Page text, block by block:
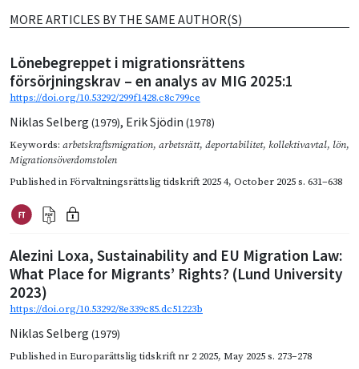
MORE ARTICLES BY THE SAME AUTHOR(S)
Lönebegreppet i migrationsrättens
försörjningskrav – en analys av MIG 2025:1
https://doi.org/10.53292/299f1428.c8c799ce
Niklas Selberg (1979), Erik Sjödin (1978)
Keywords: arbetskraftsmigration, arbetsrätt, deportabilitet, kollektivavtal, lön,
Migrationsöverdomstolen
Published inFörvaltningsrättslig tidskrift 2025 4, October 2025s. 631–638
Alezini Loxa, Sustainability and EU Migration Law:
What Place for Migrants’ Rights? (Lund University
2023)
https://doi.org/10.53292/8e339c85.dc51223b
Niklas Selberg (1979)
Published inEuroparättslig tidskrift nr 2 2025, May 2025s. 273–278